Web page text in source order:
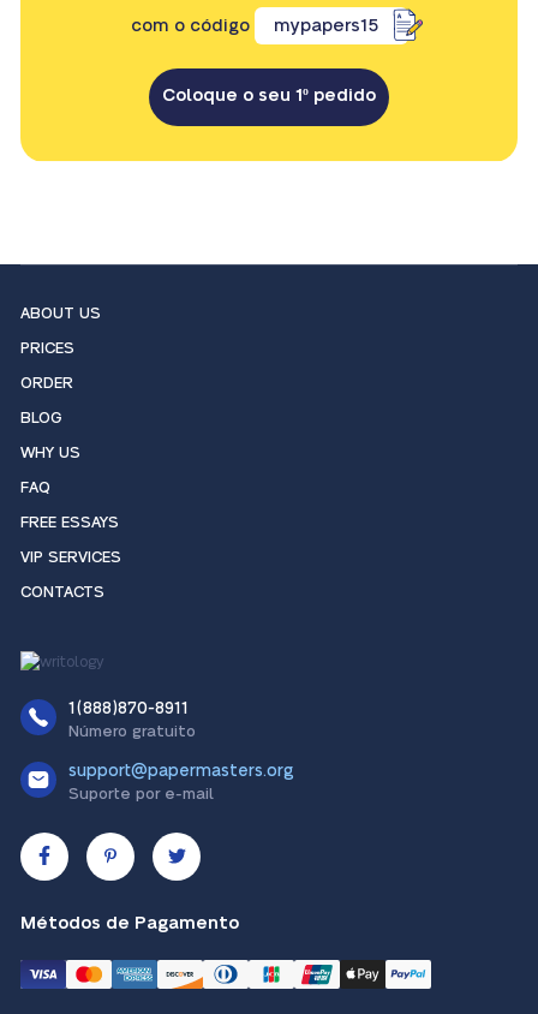
com o código mypapers15
Coloque o seu 1º pedido
ABOUT US
PRICES
ORDER
BLOG
WHY US
FAQ
FREE ESSAYS
VIP SERVICES
CONTACTS
1(888)870-8911
Número gratuito
support@papermasters.org
Suporte por e-mail
Métodos de Pagamento